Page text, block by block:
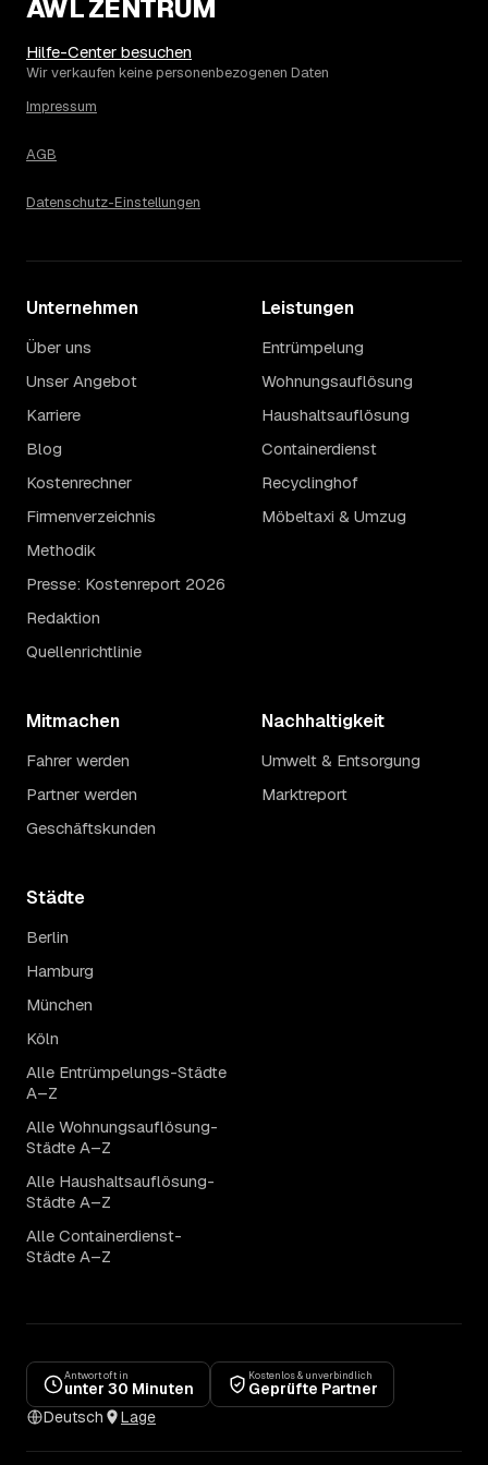
AWL ZENTRUM
Hilfe-Center besuchen
Wir verkaufen keine personenbezogenen Daten
Impressum
AGB
Datenschutz-Einstellungen
Unternehmen
Über uns
Unser Angebot
Karriere
Blog
Kostenrechner
Firmenverzeichnis
Methodik
Presse: Kostenreport 2026
Redaktion
Quellenrichtlinie
Leistungen
Entrümpelung
Wohnungsauflösung
Haushaltsauflösung
Containerdienst
Recyclinghof
Möbeltaxi & Umzug
Mitmachen
Fahrer werden
Partner werden
Geschäftskunden
Nachhaltigkeit
Umwelt & Entsorgung
Marktreport
Städte
Berlin
Hamburg
München
Köln
Alle Entrümpelungs-Städte
A–Z
Alle Wohnungsauflösung-
Städte A–Z
Alle Haushaltsauflösung-
Städte A–Z
Alle Containerdienst-
Städte A–Z
Antwort oft in
unter 30 Minuten
Kostenlos & unverbindlich
Geprüfte Partner
Deutsch
Lage